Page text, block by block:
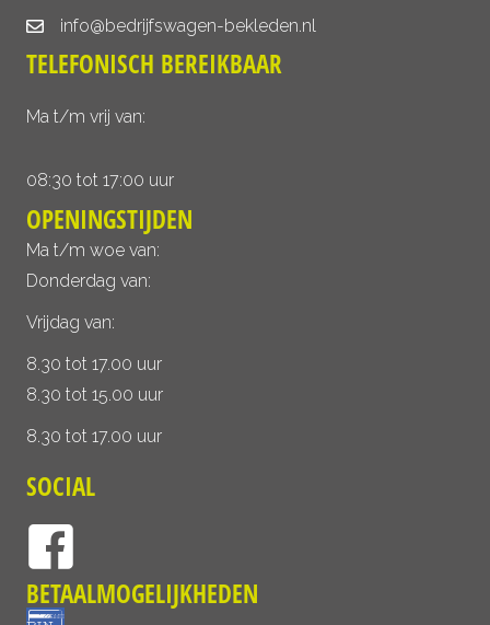
info@bedrijfswagen-bekleden.nl
TELEFONISCH BEREIKBAAR
Ma t/m vrij van:
08:30 tot 17:00 uur
OPENINGSTIJDEN
Ma t/m woe van:
Donderdag van:
Vrijdag van:
8.30 tot 17.00 uur
8.30 tot 15.00 uur
8.30 tot 17.00 uur
SOCIAL
BETAALMOGELIJKHEDEN